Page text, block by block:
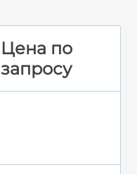
Цена по
запросу